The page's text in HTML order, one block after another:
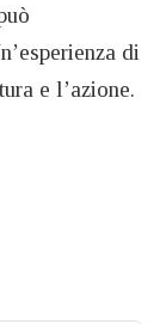
di
e l’azione.